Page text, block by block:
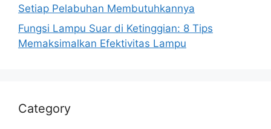
Setiap Pelabuhan Membutuhkannya
Fungsi Lampu Suar di Ketinggian: 8 Tips
Memaksimalkan Efektivitas Lampu
Category